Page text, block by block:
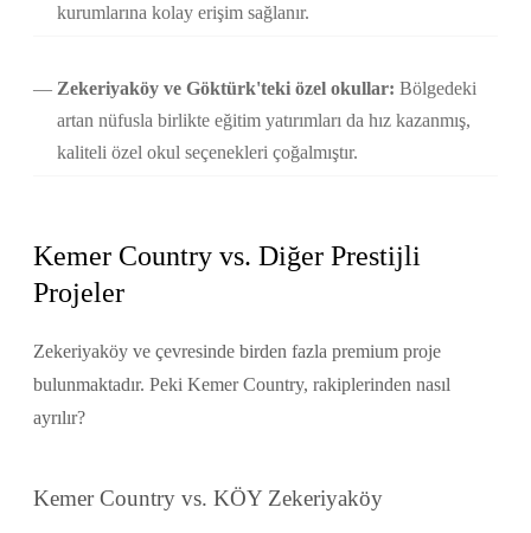
kurumlarına kolay erişim sağlanır.
Zekeriyaköy ve Göktürk'teki özel okullar: Bölgedeki
artan nüfusla birlikte eğitim yatırımları da hız kazanmış,
kaliteli özel okul seçenekleri çoğalmıştır.
Kemer Country vs. Diğer Prestijli
Projeler
Zekeriyaköy ve çevresinde birden fazla premium proje
bulunmaktadır. Peki Kemer Country, rakiplerinden nasıl
ayrılır?
Kemer Country vs. KÖY Zekeriyaköy